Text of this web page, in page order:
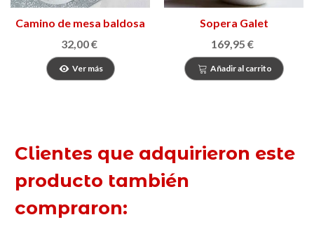
Camino de mesa baldosa
Gaudí
32,00 €
Ver más
Sopera Galet
169,95 €
Añadir al carrito
Clientes que adquirieron este
producto también
compraron: